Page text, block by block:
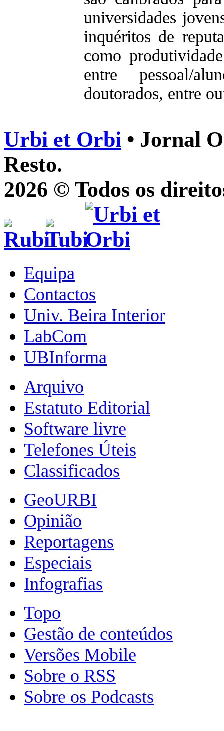
universidades
inquéritos de
como
entre pessoal/
doutorados, entre
Urbi et Orbi • Jornal
Resto.
2026 © Todos os
Equipa
Contactos
Univ. Beira Interior
LabCom
UBInforma
Arquivo
Estatuto Editorial
Software livre
Telefones Úteis
Classificados
GeoURBI
Opinião
Reportagens
Especiais
Infografias
Topo
Gestão de conteúdos
Versões Mobile
Sobre o RSS
Sobre os Podcasts